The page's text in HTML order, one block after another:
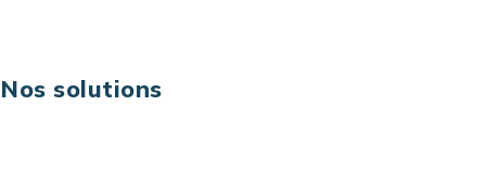
Nos solutions